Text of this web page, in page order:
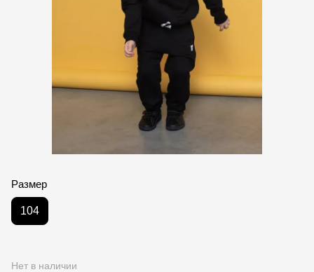
Размер
104
Нет в наличии